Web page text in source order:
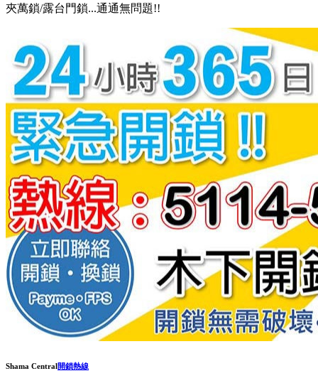
夾萬鎖/露台門鎖...通通無問題!!
Shama Central開鎖熱線